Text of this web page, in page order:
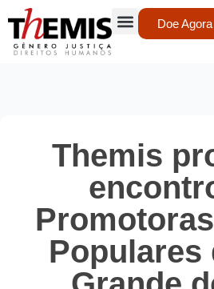
Doe Agora
Themis
Populares